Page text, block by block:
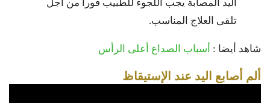
اليد المصابة يجب اللجوء للطبيب فوراً من أجل
تلقى العلاج المناسب.
شاهد أيضا : أسباب الصداع أعلى الرأس
ألم أصابع اليد عند الإستيقاظ